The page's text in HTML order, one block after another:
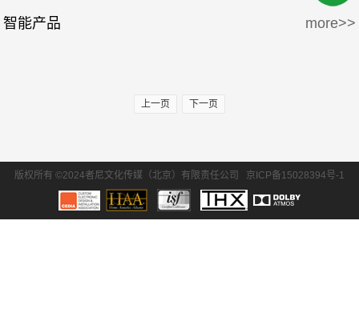
30万-50万
智能产品 more>>
上一页 下一页
版权所有 ©2024者尼文化传媒（北京）有限责任公司 京ICP备15028394号-1